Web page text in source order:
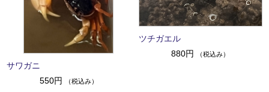
サワガニ
550円
（税込み）
ツチガエル
880円
（税込み）